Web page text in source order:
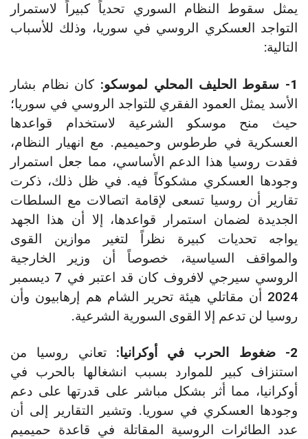
يمثل سقوط النظام السوري تحدياً كبيراً لاستمرار
التواجد العسكري الروسي في سوريا، وذلك للأسباب
التالية:
1- سقوط الحليف المحلي لموسكو:
كان نظام بشار
الأسد يمثل العمود الفقري للتواجد الروسي في سوريا؛
حيث منح موسكو الشرعية لاستخدام قواعدها
العسكرية في طرطوس وحميميم. مع انهيار النظام،
فقدت روسيا هذا الدعم الأساسي، مما جعل استمرار
وجودها العسكري مشكوكاً فيه. في ظل ذلك، ذكرت
تقارير أن روسيا تسعى لإقامة اتصالات مع السلطات
الجديدة لضمان استمرار قواعدها، إلا أن هذا الجهد
يواجه تحديات كبيرة نظراً لتغير موازين القوى
والمواقف السياسية، خصوصاً أن وزير الخارجية
الروسي سيرجي لافروف كان قد اعتبر في 7 ديسمبر
2024 أن مقاتلي هيئة تحرير الشام هم إرهابيون وأن
روسيا لن تدعم إلا القوى السورية الشرعية.
2- ضغوط الحرب في أوكرانيا:تعاني روسيا من
استنزاف كبير للموارد بسبب انشغالها بالحرب في
أوكرانيا، مما أثر بشكل مباشر على قدرتها على دعم
وجودها العسكري في سوريا. وتشير التقارير إلى أن
عدد الطائرات الروسية المقاتلة في قاعدة حميميم